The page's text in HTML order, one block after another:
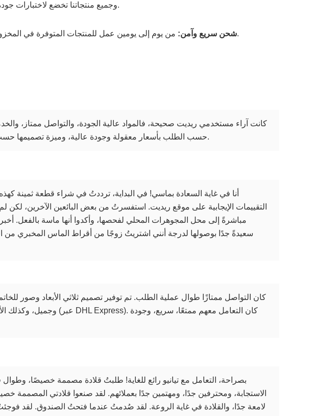
جميع الماسات المختبرية حاصلة على شهادة IGI، وجميع منتجاتنا تخضع لاختبارات جودة ثلاث مرات قبل شحنها إلى يد العميل.
شحن سريع وآمن:من يوم إلى يومين عمل للمنتجات المتوفرة في المخزون. الشحن السريع يستغرق من 3 إلى 7 أيام! سنتابع معلومات الشحن، ثم سنُذكّر العملاء باستلام الطرد.
كانت آراء مستخدمي ريديت صحيحة، فالمواد عالية الجودة، والتواصل ممتاز،
حسب الطلب بأسعار معقولة وجودة عالية، وميزة تصميمها حسب الطلب رائعة حقًا. لقد نصحت العديد من أصدقائي بشراء المجوهرات من عندهم.
أنا في غاية السعادة بماسي! في البداية، ترددتُ في شراء قطعة ثمينة
التقييمات الإيجابية على موقع ريديت. استفسرتُ من بعض البائعين الآخرين، لكن
مباشرةً إلى محل المجوهرات المحلي لفحصها، وأكدوا أنها ماسة بالفعل.
سعيدةً جدًا بوصولها لدرجة أنني اشتريتُ زوجًا من أقراط الماس المخبري من
كان التواصل ممتازًا طوال عملية الطلب. تم توفير تصميم ثلاثي الأبعاد وصور
بصراحة، التعامل مع تيانيو رائع للغاية! طلبتُ قلادة مصممة خصيصًا،
الاستجابة، ومحترفين جدًا، ومهتمين جدًا بعملائهم. لقد صنعوا قلادتي المصممة
لامعة جدًا، والقلادة في غاية الروعة. لقد صُدمتُ عندما فتحتُ الصندوق. لقد